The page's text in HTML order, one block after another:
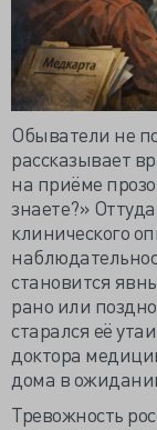
Обыватели не
рассказывает
на приёме
знаете?»
клинического
становится
рано или
старался её
доктора
дома в
Тревожность